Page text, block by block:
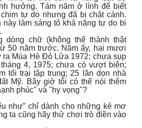
hưởng. Tám năm ở lính để biết
tự do nhưng đã bị chặt cánh.
làm sáng tỏ khả năng tự do bi
dòng chữ (không thể thành thật
50 năm trước. Năm ấy, hai mươi
ra Mùa Hè Đỏ Lửa 1972; chưa sụp
4, 1975; chưa có vượt biên;
tối trại tập trung; 25 lần dọn nhà
Mỹ. Bây giờ tôi có thể nói thêm
phúc" và "hy vọng"?
như” chỉ dành cho những kẻ mơ
ta cũng hãy thử chơi trò điền vào